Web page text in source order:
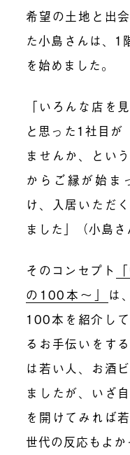
希望の土地と出
た小島さんは、1
を始めました。
「いろんな店を
と思った1社目が
ませんか、とい
からご縁が始ま
け、入居いただ
ました」（小島さ
そのコンセプト
の100本〜」 は
100本を紹介し
るお手伝いをす
は若い人、お酒
ましたが、いざ
を開けてみれば
世代の反応もよか